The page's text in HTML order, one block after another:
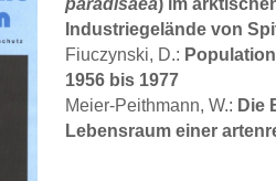
paradisaea) im
Industriegelände von
Fiuczynski, D.:
1956 bis 1977
Meier-Peithmann, W.: Die
Lebensraum einer